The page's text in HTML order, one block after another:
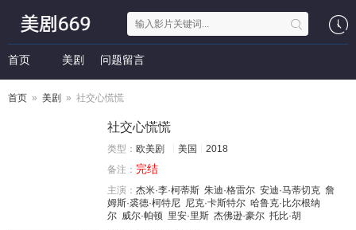
首页 美剧 问题留言
首页 » 美剧 » 社交心慌慌
社交心慌慌
类型： 欧美剧 美国
2018
备注： 完结
主演： 杰米·李·柯蒂斯 朱迪·格雷尔 安迪·马蒂切克 詹
姆斯·裘德·柯特尼 尼克·卡斯特尔 哈鲁克·比尔根纳
尔 威尔·帕顿 里安·里斯 杰佛逊·豪尔 托比·胡